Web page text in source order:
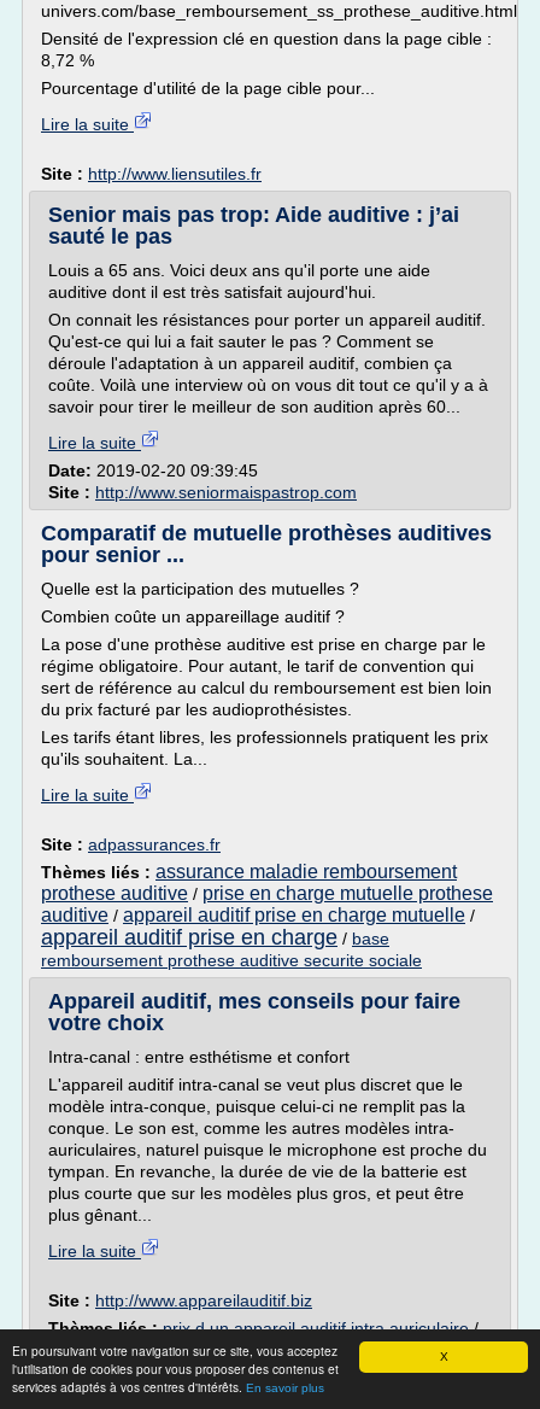
X
En poursuivant votre navigation sur ce site, vous acceptez
l'utilisation de cookies pour vous proposer des contenus et
services adaptés à vos centres d'intérêts. En savoir plus
univers.com/base_remboursement_ss_prothese_auditive.html
Densité de l'expression clé en question dans la page cible :
8,72 %
Pourcentage d'utilité de la page cible pour...
Lire la suite
Site : http://www.liensutiles.fr
Senior mais pas trop: Aide auditive : j’ai
sauté le pas
Louis a 65 ans. Voici deux ans qu'il porte une aide
auditive dont il est très satisfait aujourd'hui.
On connait les résistances pour porter un appareil auditif.
Qu'est-ce qui lui a fait sauter le pas ? Comment se
déroule l'adaptation à un appareil auditif, combien ça
coûte. Voilà une interview où on vous dit tout ce qu'il y a à
savoir pour tirer le meilleur de son audition après 60...
Lire la suite
Date: 2019-02-20 09:39:45
Site : http://www.seniormaispastrop.com
Comparatif de mutuelle prothèses auditives
pour senior ...
Quelle est la participation des mutuelles ?
Combien coûte un appareillage auditif ?
La pose d'une prothèse auditive est prise en charge par le
régime obligatoire. Pour autant, le tarif de convention qui
sert de référence au calcul du remboursement est bien loin
du prix facturé par les audioprothésistes.
Les tarifs étant libres, les professionnels pratiquent les prix
qu'ils souhaitent. La...
Lire la suite
Site : adpassurances.fr
Thèmes liés : assurance maladie remboursement
prothese auditive / prise en charge mutuelle prothese
auditive / appareil auditif prise en charge mutuelle /
appareil auditif prise en charge / base
remboursement prothese auditive securite sociale
Appareil auditif, mes conseils pour faire
votre choix
Intra-canal : entre esthétisme et confort
L'appareil auditif intra-canal se veut plus discret que le
modèle intra-conque, puisque celui-ci ne remplit pas la
conque. Le son est, comme les autres modèles intra-
auriculaires, naturel puisque le microphone est proche du
tympan. En revanche, la durée de vie de la batterie est
plus courte que sur les modèles plus gros, et peut être
plus gênant...
Lire la suite
Site : http://www.appareilauditif.biz
Thèmes liés :prix d un appareil auditif intra auriculaire/
prix moyen d un appareil auditif /
appareil auditif
intra canal/appareil auditif intra auriculaire profond/
appareil d'audition prix